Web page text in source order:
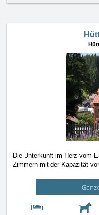
Die Unterkunft im Herz vom
Zimmern mit der Kapazität